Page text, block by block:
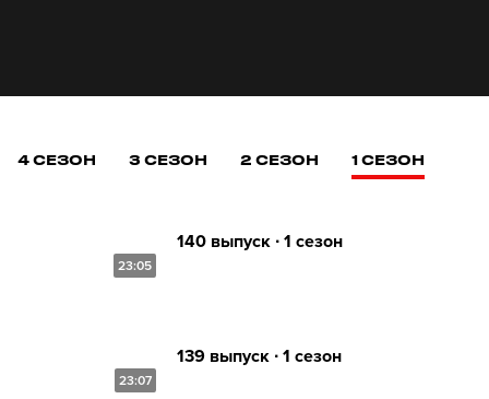
4 СЕЗОН 3 СЕЗОН 2 СЕЗОН 1 СЕЗОН
23:05
140 выпуск ∙ 1 сезон
23:07
139 выпуск ∙ 1 сезон